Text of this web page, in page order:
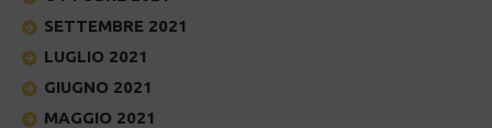
SETTEMBRE 2021
LUGLIO 2021
GIUGNO 2021
MAGGIO 2021